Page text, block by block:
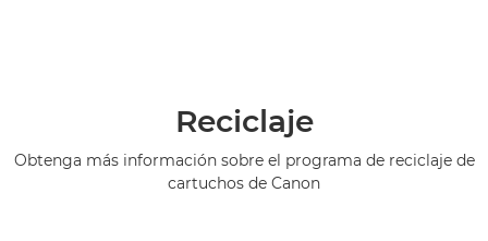
Reciclaje
Obtenga más información sobre el programa de reciclaje de
cartuchos de Canon